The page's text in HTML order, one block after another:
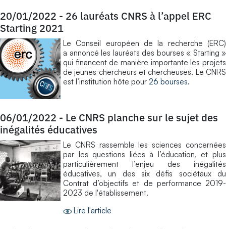
20/01/2022 - 26 lauréats CNRS à l’appel ERC
Starting 2021
Le Conseil européen de la recherche (ERC)
a annoncé les lauréats des bourses « Starting »
qui financent de manière importante les projets
de jeunes chercheurs et chercheuses. Le CNRS
est l’institution hôte pour 26 bourses.
06/01/2022 - Le CNRS planche sur le sujet des
inégalités éducatives
Le CNRS rassemble les sciences concernées
par les questions liées à l’éducation, et plus
particulièrement l’enjeu des inégalités
éducatives, un des six défis sociétaux du
Contrat d’objectifs et de performance 2019-
2023 de l'établissement.
Lire l'article